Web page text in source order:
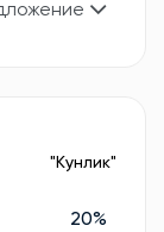
"Кунлик"
20%